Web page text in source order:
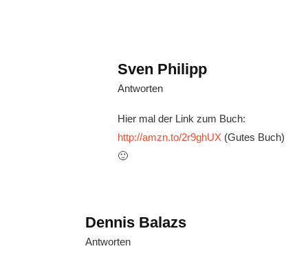
Sven Philipp
Antworten
Hier mal der Link zum Buch:
http://amzn.to/2r9ghUX (Gutes Buch)
🙂
Dennis Balazs
Antworten